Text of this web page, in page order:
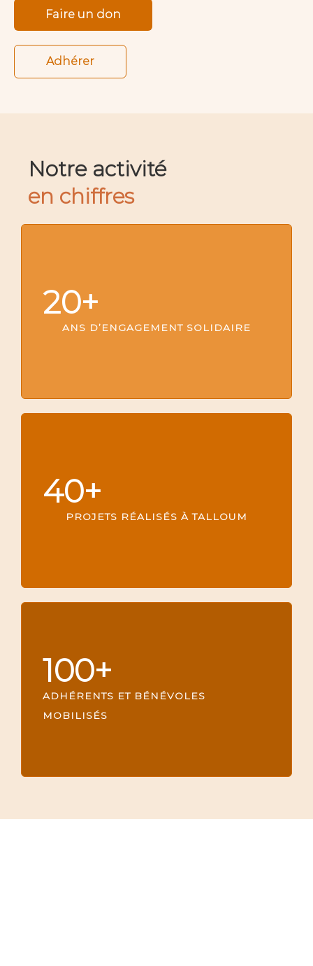
Faire un don
Adhérer
Notre activité
en chiffres
ANS D’ENGAGEMENT SOLIDAIRE
20+
PROJETS RÉALISÉS À TALLOUM
40+
ADHÉRENTS ET BÉNÉVOLES
MOBILISÉS
100+